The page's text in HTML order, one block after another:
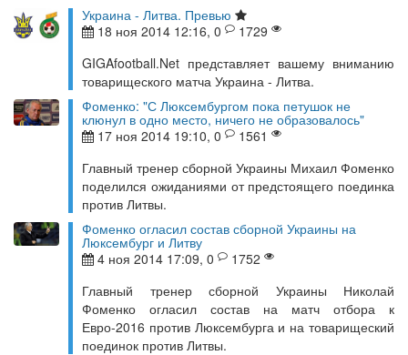
Украина - Литва. Превью
18 ноя 2014 12:16, 0
1729
GIGAfootball.Net представляет вашему вниманию
товарищеского матча Украина - Литва.
Фоменко: "С Люксембургом пока петушок не
клюнул в одно место, ничего не образовалось"
17 ноя 2014 19:10, 0
1561
Главный тренер сборной Украины Михаил Фоменко
поделился ожиданиями от предстоящего поединка
против Литвы.
Фоменко огласил состав сборной Украины на
Люксембург и Литву
4 ноя 2014 17:09, 0
1752
Главный тренер сборной Украины Николай
Фоменко огласил состав на матч отбора к
Евро-2016 против Люксембурга и на товарищеский
поединок против Литвы.